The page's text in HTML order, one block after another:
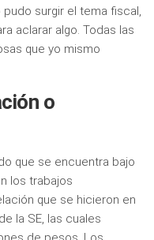
surgir el tema fiscal,
aclarar algo. Todas las
que yo mismo
o
que se encuentra bajo
los trabajos
que se hicieron en
la SE, las cuales